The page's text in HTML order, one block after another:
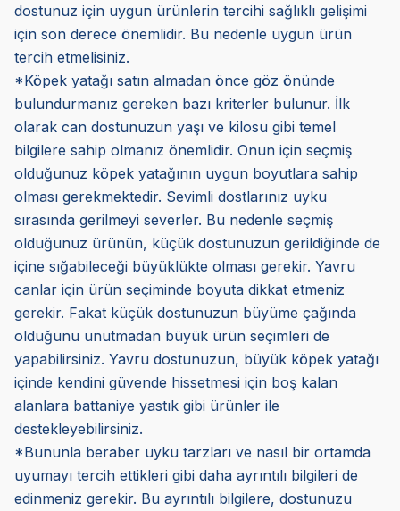
dostunuz için uygun ürünlerin tercihi sağlıklı gelişimi
için son derece önemlidir. Bu nedenle uygun ürün
tercih etmelisiniz.
*Köpek yatağı satın almadan önce göz önünde
bulundurmanız gereken bazı kriterler bulunur. İlk
olarak can dostunuzun yaşı ve kilosu gibi temel
bilgilere sahip olmanız önemlidir. Onun için seçmiş
olduğunuz köpek yatağının uygun boyutlara sahip
olması gerekmektedir. Sevimli dostlarınız uyku
sırasında gerilmeyi severler. Bu nedenle seçmiş
olduğunuz ürünün, küçük dostunuzun gerildiğinde de
içine sığabileceği büyüklükte olması gerekir. Yavru
canlar için ürün seçiminde boyuta dikkat etmeniz
gerekir. Fakat küçük dostunuzun büyüme çağında
olduğunu unutmadan büyük ürün seçimleri de
yapabilirsiniz. Yavru dostunuzun, büyük köpek yatağı
içinde kendini güvende hissetmesi için boş kalan
alanlara battaniye yastık gibi ürünler ile
destekleyebilirsiniz.
*Bununla beraber uyku tarzları ve nasıl bir ortamda
uyumayı tercih ettikleri gibi daha ayrıntılı bilgileri de
edinmeniz gerekir. Bu ayrıntılı bilgilere, dostunuzu